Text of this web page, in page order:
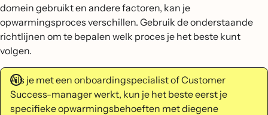
domein gebruikt en andere factoren, kan je
opwarmingsproces verschillen. Gebruik de onderstaande
richtlijnen om te bepalen welk proces je het beste kunt
volgen.
Als je met een onboardingspecialist of Customer
Success-manager werkt, kun je het beste eerst je
specifieke opwarmingsbehoeften met diegene